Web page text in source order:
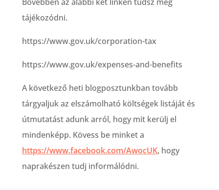
tájékozódni.
https://www.gov.uk/corporation-tax
https://www.gov.uk/expenses-and-benefits
A következő heti blogposztunkban tovább
tárgyaljuk az elszámolható költségek listáját és
útmutatást adunk arról, hogy mit kerülj el
mindenképp. Kövess be minket a
https://www.facebook.com/AwocUK, hogy
naprakészen tudj informálódni.